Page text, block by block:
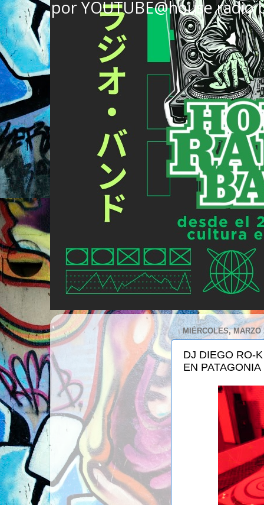
por YOUTUBE@house radio
MIÉRCOLES, MARZO
DJ DIEGO RO-
EN